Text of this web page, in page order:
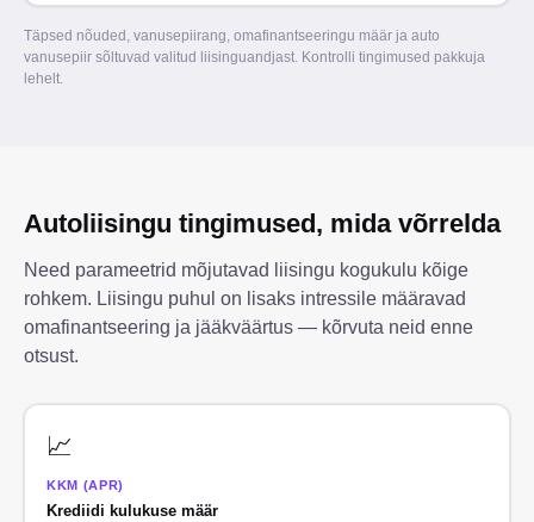
Täpsed nõuded, vanusepiirang, omafinantseeringu määr ja auto
vanusepiir sõltuvad valitud liisinguandjast. Kontrolli tingimused pakkuja
lehelt.
Autoliisingu tingimused, mida võrrelda
Need parameetrid mõjutavad liisingu kogukulu kõige
rohkem. Liisingu puhul on lisaks intressile määravad
omafinantseering ja jääkväärtus — kõrvuta neid enne
otsust.
📈
KKM (APR)
Krediidi kulukuse määr